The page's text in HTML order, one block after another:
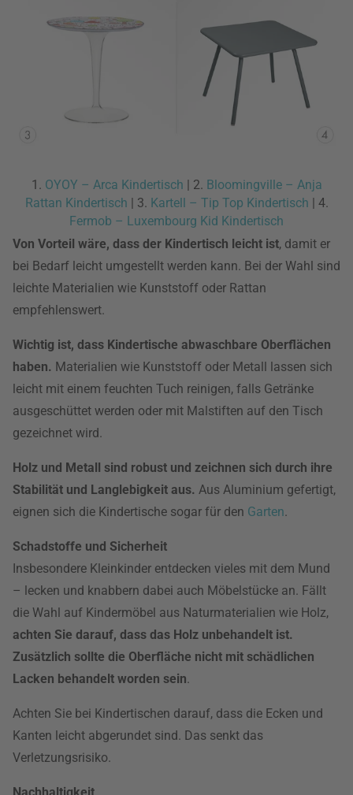
1. OYOY – Arca Kindertisch | 2. Bloomingville – Anja
Rattan Kindertisch | 3. Kartell – Tip Top Kindertisch | 4.
Fermob – Luxembourg Kid Kindertisch
Von Vorteil wäre, dass der Kindertisch leicht ist, damit er
bei Bedarf leicht umgestellt werden kann. Bei der Wahl sind
leichte Materialien wie Kunststoff oder Rattan
empfehlenswert.
Wichtig ist, dass Kindertische abwaschbare Oberflächen
haben. Materialien wie Kunststoff oder Metall lassen sich
leicht mit einem feuchten Tuch reinigen, falls Getränke
ausgeschüttet werden oder mit Malstiften auf den Tisch
gezeichnet wird.
Holz und Metall sind robust und zeichnen sich durch ihre
Stabilität und Langlebigkeit aus. Aus Aluminium gefertigt,
eignen sich die Kindertische sogar für den Garten.
Schadstoffe und Sicherheit
Insbesondere Kleinkinder entdecken vieles mit dem Mund
– lecken und knabbern dabei auch Möbelstücke an. Fällt
die Wahl auf Kindermöbel aus Naturmaterialien wie Holz,
achten Sie darauf, dass das Holz unbehandelt ist.
Zusätzlich sollte die Oberfläche nicht mit schädlichen
Lacken behandelt worden sein.
Achten Sie bei Kindertischen darauf, dass die Ecken und
Kanten leicht abgerundet sind. Das senkt das
Verletzungsrisiko.